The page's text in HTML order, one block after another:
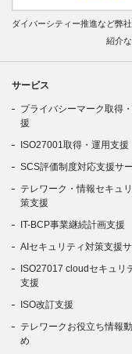
ダイバーシティー推進など弊
紹介
サービス
プライバシーマーク取得
援
ISO27001取得・運用支援
SCS評価制度対応支援サ
テレワーク・情報セキュ
策支援
IT-BCP事業継続計画支援
AIセキュリティ対策支援
ISO27017 cloudセキュリ
支援
ISO改訂支援
テレワークお役立ち情報
め